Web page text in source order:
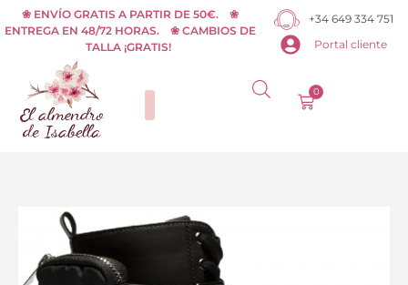
al
contenido
❀ ENVÍO GRATIS A PARTIR DE 50€. ❀
ENTREGA EN 48/72 HORAS. ❀ CAMBIOS DE
TALLA ¡GRATIS!
+34 649 334 751
Portal cliente
0
Carrito